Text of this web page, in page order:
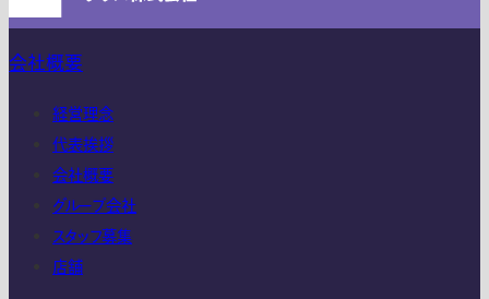
会社概要
経営理念
代表挨拶
会社概要
グループ会社
スタッフ募集
店舗